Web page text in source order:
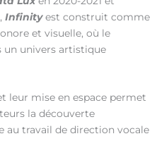
Infinityest construit comme
et visuelle, où le
un univers artistique
leur mise en espace permet
la découverte
au travail de direction vocale